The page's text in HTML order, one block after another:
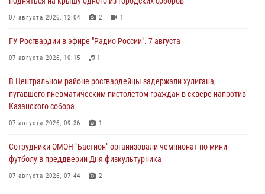
07 августа 2026, 12:04 2 1
ГУ Росгвардии в эфире "Радио России". 7 августа
07 августа 2026, 10:15 1
В Центральном районе росгвардейцы задержали хулигана,
пугавшего пневматическим пистолетом граждан в сквере напротив
Казанского собора
07 августа 2026, 09:36 1
Сотрудники ОМОН "Бастион" организовали чемпионат по мини-
футболу в преддверии Дня физкультурника
07 августа 2026, 07:44 2